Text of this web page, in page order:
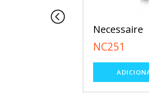
Necessaire
NC251